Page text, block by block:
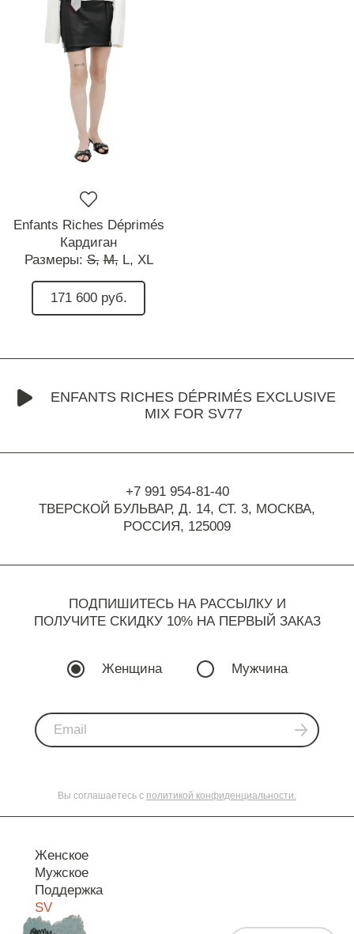
Enfants Riches Déprimés
Кардиган
Размеры:S, M, L, XL
171 600 руб.
ENFANTS RICHES DÉPRIMÉS EXCLUSIVE
MIX FOR SV77
+7 991 954-81-40
ТВЕРСКОЙ БУЛЬВАР, Д. 14, СТ. 3, МОСКВА,
РОССИЯ, 125009
ПОДПИШИТЕСЬ НА РАССЫЛКУ И
ПОЛУЧИТЕ СКИДКУ 10% НА ПЕРВЫЙ ЗАКАЗ
Женщина Мужчина
Вы соглашаетесь с политикой конфиденциальности.
Женское
Мужское
Поддержка
SV